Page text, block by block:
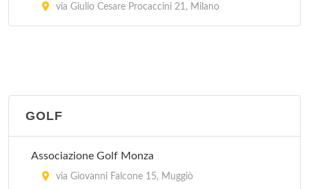
via Giulio Cesare Procaccini 21, Milano
GOLF
Associazione Golf Monza
via Giovanni Falcone 15, Muggiò